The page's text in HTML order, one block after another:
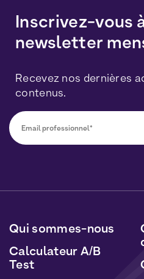
Inscrivez-vous
newsletter
Recevez nos dernières
contenus.
données seront traitées
Qui sommes-nous
Calculateur A/B
Test